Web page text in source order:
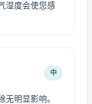
湿度会使您感
中
明显影响。